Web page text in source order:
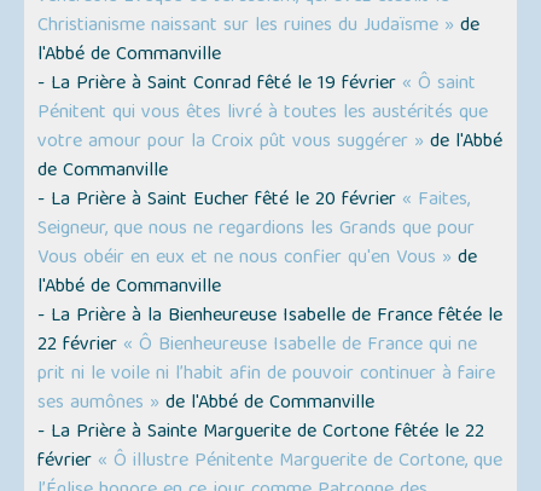
Christianisme naissant sur les ruines du Judaïsme » de
l'Abbé de Commanville
- La Prière à Saint Conrad fêté le 19 février « Ô saint
Pénitent qui vous êtes livré à toutes les austérités que
votre amour pour la Croix pût vous suggérer » de l'Abbé
de Commanville
- La Prière à Saint Eucher fêté le 20 février « Faites,
Seigneur, que nous ne regardions les Grands que pour
Vous obéir en eux et ne nous confier qu'en Vous » de
l'Abbé de Commanville
- La Prière à la Bienheureuse Isabelle de France fêtée le
22 février « Ô Bienheureuse Isabelle de France qui ne
prit ni le voile ni l’habit afin de pouvoir continuer à faire
ses aumônes » de l'Abbé de Commanville
- La Prière à Sainte Marguerite de Cortone fêtée le 22
février « Ô illustre Pénitente Marguerite de Cortone, que